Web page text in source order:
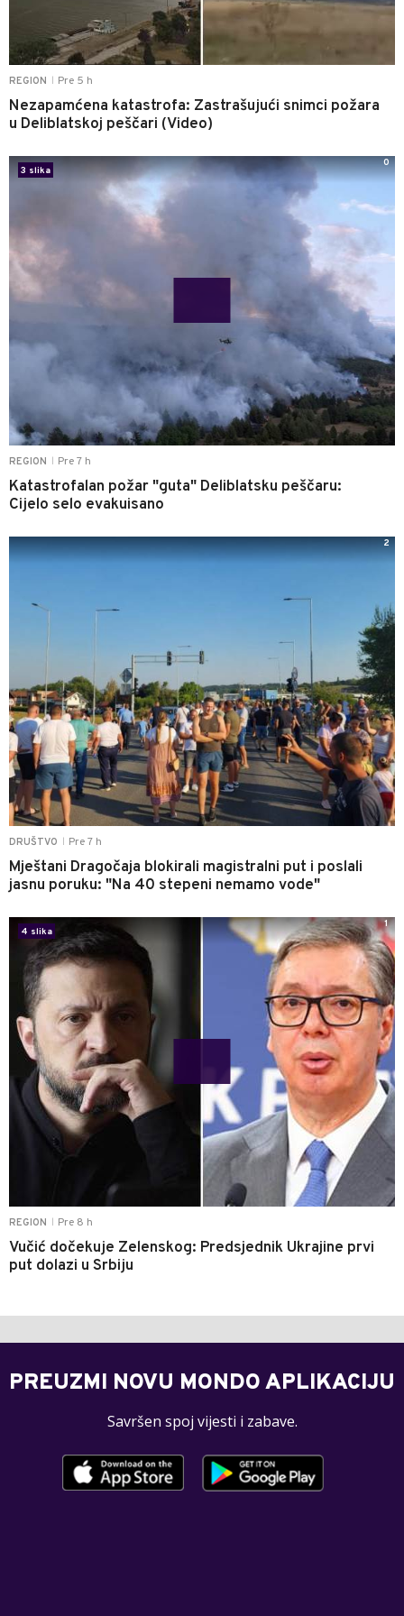
REGION Pre 5 h
Nezapamćena katastrofa: Zastrašujući snimci požara
u Deliblatskoj peščari (Video)
REGION Pre 7 h
Katastrofalan požar "guta" Deliblatsku peščaru:
Cijelo selo evakuisano
3 slika
0
DRUŠTVO Pre 7 h
Mještani Dragočaja blokirali magistralni put i poslali
jasnu poruku: "Na 40 stepeni nemamo vode"
2
REGION Pre 8 h
Vučić dočekuje Zelenskog: Predsjednik Ukrajine prvi
put dolazi u Srbiju
4 slika
1
PREUZMI NOVU MONDO APLIKACIJU
Savršen spoj vijesti i zabave.